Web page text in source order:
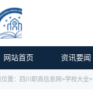
网站首页 资讯要闻
置： 四川职高信息网>学校大全>